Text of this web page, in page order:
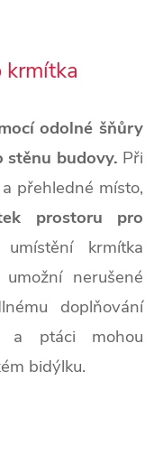
krmítka
odolné šňůry
stěnu budovy. Při
přehledné místo,
prostoru pro
umístění krmítka
nerušené
doplňování
a ptáci mohou
bidýlku.